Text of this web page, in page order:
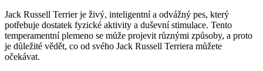
Jack ‌Russell Terrier je živý, inteligentní a odvážný pes, ​který
potřebuje dostatek fyzické aktivity a duševní stimulace. Tento
temperamentní plemeno ⁢se může⁣ projevit různými způsoby, a proto
je‌ důležité vědět, co od svého Jack Russell Terriera můžete
očekávat.